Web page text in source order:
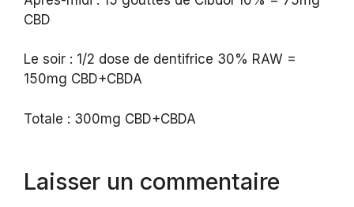
CBD
Le soir : 1/2 dose de dentifrice 30% RAW =
150mg CBD+CBDA
Totale : 300mg CBD+CBDA
Laisser un commentaire